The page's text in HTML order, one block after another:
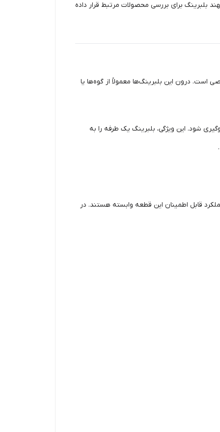
برای بررسی محصولات مرتبط قرار داده
است. درون این بلبرینگ‌ها معمولاً از گوه‌ها یا
شود. این ویژگی، بلبرینگ یک طرفه را به
قابل اطمینان این قطعه وابسته هستند. در